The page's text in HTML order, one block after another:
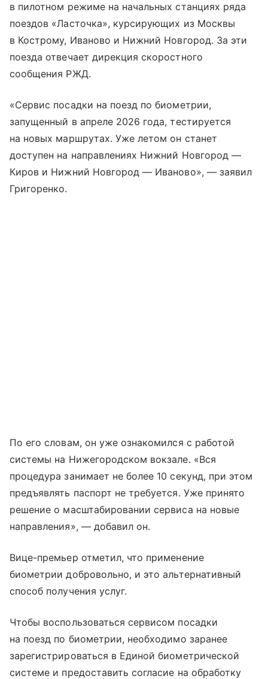
в пилотном режиме на начальных станциях ряда
поездов «Ласточка», курсирующих из Москвы
в Кострому, Иваново и Нижний Новгород. За эти
поезда отвечает дирекция скоростного
сообщения РЖД.
«Сервис посадки на поезд по биометрии,
запущенный в апреле 2026 года, тестируется
на новых маршрутах. Уже летом он станет
доступен на направлениях Нижний Новгород —
Киров и Нижний Новгород — Иваново», — заявил
Григоренко.
По его словам, он уже ознакомился с работой
системы на Нижегородском вокзале. «Вся
процедура занимает не более 10 секунд, при этом
предъявлять паспорт не требуется. Уже принято
решение о масштабировании сервиса на новые
направления», — добавил он.
Вице-премьер отметил, что применение
биометрии добровольно, и это альтернативный
способ получения услуг.
Чтобы воспользоваться сервисом посадки
на поезд по биометрии, необходимо заранее
зарегистрироваться в Единой биометрической
системе и предоставить согласие на обработку